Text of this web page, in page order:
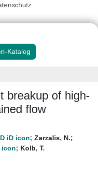
Katalog
breakup of high-
flow
; Zarzalis, N.;
; Kolb, T.